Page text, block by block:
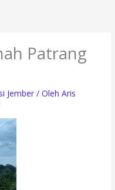
Patrang
Jember / OlehAris